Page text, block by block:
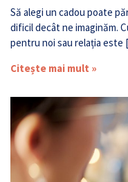
Să alegi un cadou poate
dificil decât ne imaginăm.
pentru noi sau relația
Citește mai mult »